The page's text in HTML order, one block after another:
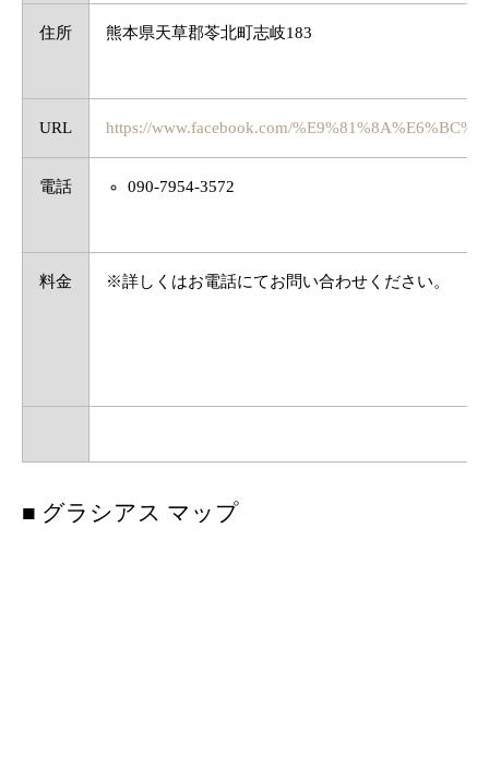
住所 熊本県天草郡苓北町志岐183
URL https://www.facebook.com/
電話 090-7954-3572
料金 ※詳しくはお電話にてお問い合わせください。
■ グラシアス マップ